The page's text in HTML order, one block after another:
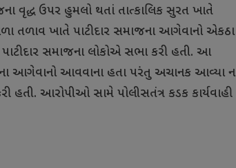
વૃદ્ધ ઉપર હુમલો થતાં તાત્કાલિક સુરત ખાતે
તળાવ ખાતે પાટીદાર સમાજના આગેવાનો એકઠા
સમાજના લોકોએ સભા કરી હતી. આ
આગેવાનો આવવાના હતા પરંતુ અચાનક આવ્યા ન
આરોપીઓ સામે પોલીસતંત્ર કડક કાર્યવાહી